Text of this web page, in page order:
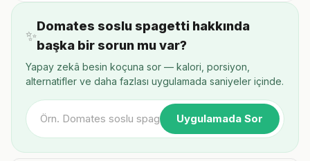
✨
Domates soslu spagetti hakkında
başka bir sorun mu var?
Yapay zekâ besin koçuna sor — kalori, porsiyon,
alternatifler ve daha fazlası uygulamada saniyeler içinde.
Uygulamada Sor